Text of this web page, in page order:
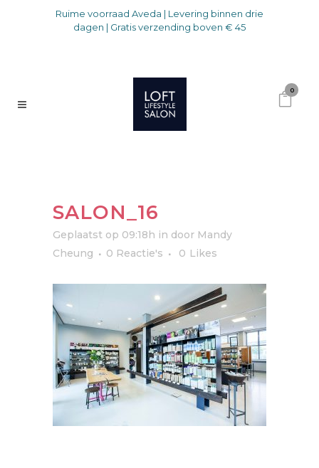
Ruime voorraad Aveda | Levering binnen drie
dagen | Gratis verzending boven € 45
0
SALON_16
Geplaatst op 09:18h in door Mandy
Cheung
0 Reactie's 0 Likes